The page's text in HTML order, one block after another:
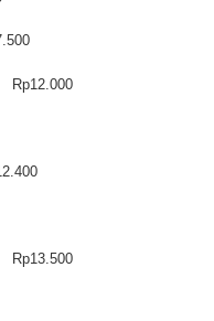
Amongrogo Oktober II 2025
Oktober II 2025
Rp12.000
Rp13.500